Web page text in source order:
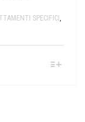
SPECIFICI ,